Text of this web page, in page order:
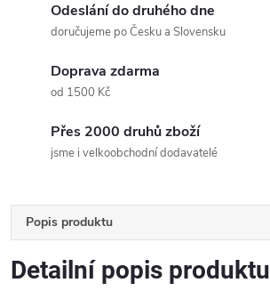
Odeslání do druhého dne
doručujeme po Česku a Slovensku
Doprava zdarma
od 1500 Kč
Přes 2000 druhů zboží
jsme i velkoobchodní dodavatelé
Popis produktu
Detailní popis produktu